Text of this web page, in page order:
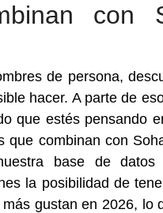
con
de persona,
hacer. A parte de
que estés pensando
combinan con
base de
la posibilidad de
gustan en 2026, lo